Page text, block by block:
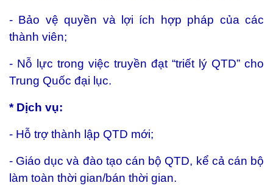
- Bảo vệ quyền và lợi ích hợp pháp của các
thành viên;
- Nỗ lực trong việc truyền đạt “triết lý QTD” cho
Trung Quốc đại lục.
* Dịch vụ:
- Hỗ trợ thành lập QTD mới;
- Giáo dục và đào tạo cán bộ QTD, kể cả cán bộ
làm toàn thời gian/bán thời gian.